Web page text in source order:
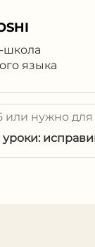
языка
или нужно